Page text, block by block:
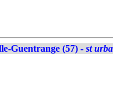
Guentrange (57) - st